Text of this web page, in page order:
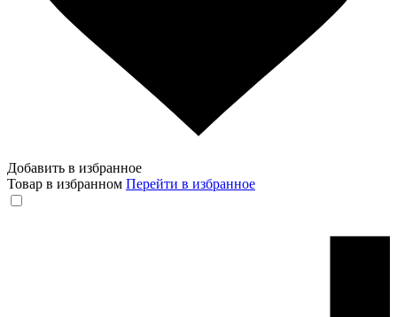
Добавить в избранное
Товар в избранном Перейти в избранное